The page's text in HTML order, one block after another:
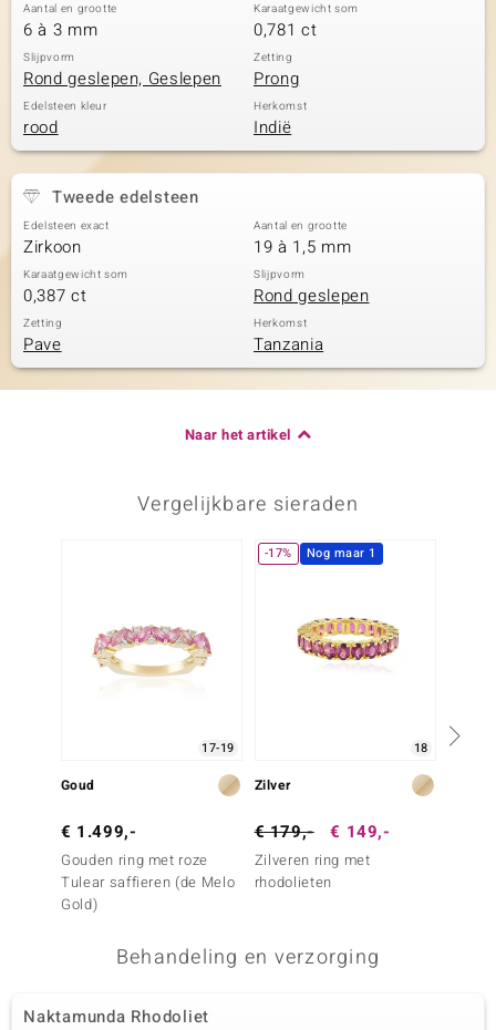
Aantal en grootte
6 à 3 mm
Karaatgewicht som
0,781 ct
Slijpvorm
Rond geslepen, Geslepen
Zetting
Prong
Edelsteen kleur
rood
Herkomst
Indië
Tweede edelsteen
Edelsteen exact
Zirkoon
Aantal en grootte
19 à 1,5 mm
Karaatgewicht som
0,387 ct
Slijpvorm
Rond geslepen
Zetting
Pave
Herkomst
Tanzania
Naar het artikel
Vergelijkbare sieraden
17-19
Goud
€ 1.499,-
Gouden ring met roze
Tulear saffieren (de Melo
Gold)
-17% Nog maar 1
18
Zilver
€ 179,- € 149,-
Zilveren ring met
rhodolieten
Behandeling en verzorging
Naktamunda Rhodoliet